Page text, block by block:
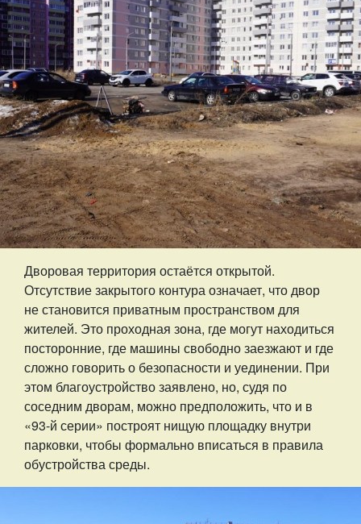
Дворовая территория остаётся открытой.
Отсутствие закрытого контура означает, что двор
не становится приватным пространством для
жителей. Это проходная зона, где могут находиться
посторонние, где машины свободно заезжают и где
сложно говорить о безопасности и уединении. При
этом благоустройство заявлено, но, судя по
соседним дворам, можно предположить, что и в
«93-й серии» построят нищую площадку внутри
парковки, чтобы формально вписаться в правила
обустройства среды.